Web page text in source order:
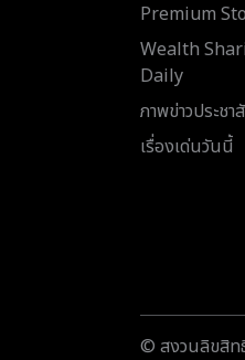
Premium
Wealth
Daily
ภาพข่าวประช
เรื่องเด่นวันนี้
© สงวนลิขสิท